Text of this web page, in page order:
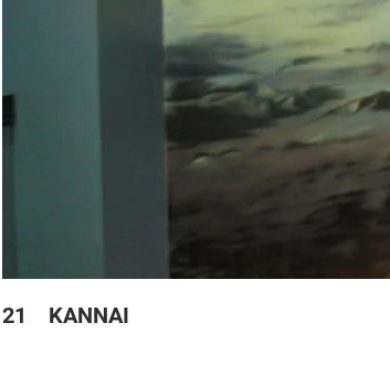
21 KANNAI